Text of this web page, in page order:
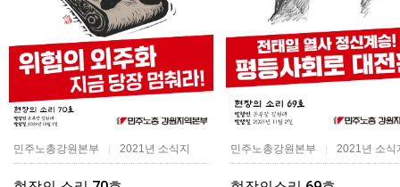
민주노총강원본부 | 2021년 소식지 민주노총강원본부 | 2021년 소식